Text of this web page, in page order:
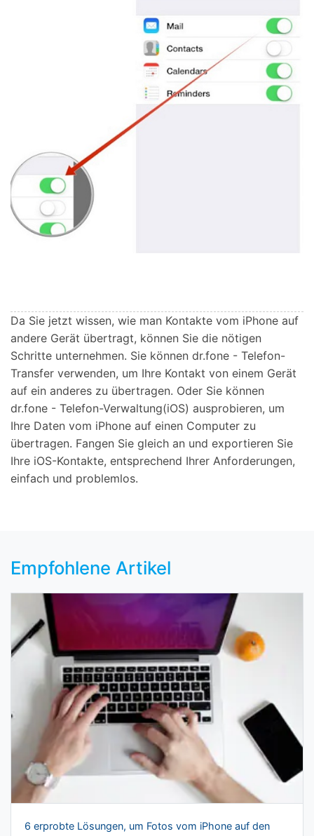
Da Sie jetzt wissen, wie man Kontakte vom iPhone auf
andere Gerät übertragt, können Sie die nötigen
Schritte unternehmen. Sie können dr.fone - Telefon-
Transfer verwenden, um Ihre Kontakt von einem Gerät
auf ein anderes zu übertragen. Oder Sie können
dr.fone - Telefon-Verwaltung(iOS) ausprobieren, um
Ihre Daten vom iPhone auf einen Computer zu
übertragen. Fangen Sie gleich an und exportieren Sie
Ihre iOS-Kontakte, entsprechend Ihrer Anforderungen,
einfach und problemlos.
Empfohlene Artikel
6 erprobte Lösungen, um Fotos vom iPhone auf den